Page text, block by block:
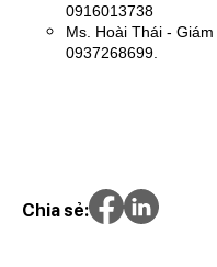
0916013738
Ms. Hoài Thái -
0937268699.
Chia sẻ: